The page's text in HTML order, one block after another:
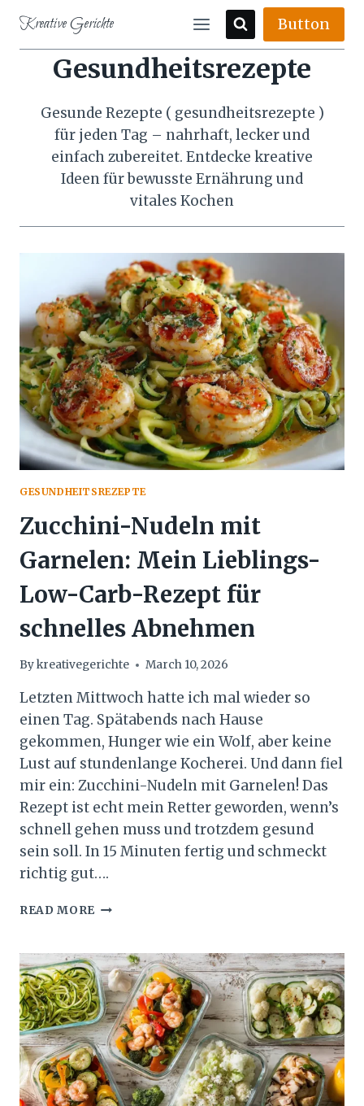
content
Kreative Gerichte Button
Gesundheitsrezepte
Gesunde Rezepte ( gesundheitsrezepte )
für jeden Tag – nahrhaft, lecker und
einfach zubereitet. Entdecke kreative
Ideen für bewusste Ernährung und
vitales Kochen
GESUNDHEITSREZEPTE
Zucchini-Nudeln mit
Garnelen: Mein Lieblings-
Low-Carb-Rezept für
schnelles Abnehmen
Bykreativegerichte March 10, 2026
Letzten Mittwoch hatte ich mal wieder so
einen Tag. Spätabends nach Hause
gekommen, Hunger wie ein Wolf, aber keine
Lust auf stundenlange Kocherei. Und dann fiel
mir ein: Zucchini-Nudeln mit Garnelen! Das
Rezept ist echt mein Retter geworden, wenn’s
schnell gehen muss und trotzdem gesund
sein soll. In 15 Minuten fertig und schmeckt
richtig gut….
READ MORE ZUCCHINI-
GARNELEN:
MEIN
LIEBLINGS-
LOW-
CARB-
REZEPT
FÜR
SCHNELLES
ABNEHMEN